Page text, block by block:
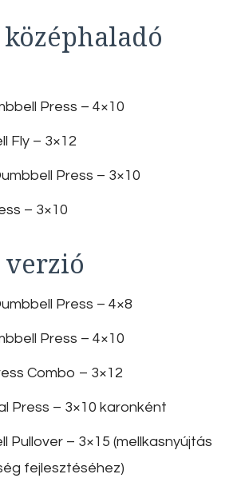
középhaladó
Press – 4×10
Fly – 3×12
Press – 3×10
– 3×10
verzió
Press – 4×8
Press – 4×10
Combo – 3×12
Press – 3×10 karonként
Pullover – 3×15 (mellkasnyújtás
fejlesztéséhez)